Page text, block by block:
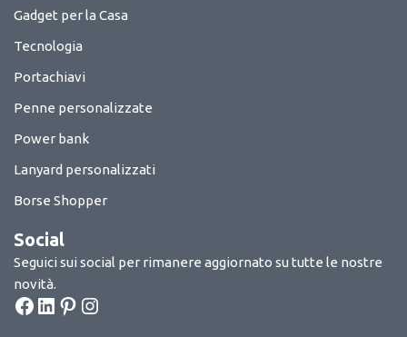
Gadget per la Casa
Tecnologia
Portachiavi
Penne personalizzate
Power bank
Lanyard personalizzati
Borse Shopper
Social
Seguici sui social per rimanere aggiornato su tutte le nostre
novità.